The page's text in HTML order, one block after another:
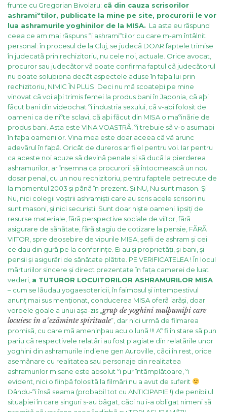
frunte cu Gregorian Bivolaru: cã din cauza scrisorilor
ashramiºtilor, publicate la mine pe site, procurorii le vor
lua ashramurile yoghinilor de la MISA. La asta eu rãspund
ceea ce am mai rãspuns ºi ashramiºtilor cu care m-am întâlnit
personal: în procesul de la Cluj, se judecã DOAR faptele trimise
în judecatã prin rechizitoriu, nu cele noi, actuale. Orice avocat,
procuror sau judecãtor vã poate confirma faptul cã judecãtorul
nu poate soluþiona decât aspectele aduse în faþa lui prin
rechizitoriu, NIMIC ÎN PLUS. Deci nu mã scoateþi pe mine
vinovat cã voi aþi trimis femei la produs bani în Japonia, cã aþi
fãcut bani din videochat ºi industria sexului, cã v-aþi folosit de
oameni ca de niºte sclavi, cã aþi fãcut din MISA o maºinãrie de
produs bani. Asta este VINA VOASTRÃ, ºi trebuie sã v-o asumaþi
în faþa oamenilor. Vina mea este doar aceea cã vã arunc
adevãrul în faþã. Oricât de dureros ar fi el pentru voi. Iar pentru
ca aceste noi acuze sã devinã penale și sã ducã la pierderea
ashramurilor, ar însemna ca procurorii sã întocmeascã un nou
dosar penal, cu un nou rechizitoriu, pentru faptele petrecute de
la momentul 2003 și pânã în prezent. Și NU, Nu sunt mason. Și
Nu, nici colegii voștrii ashramiști care au scris acele scrisori nu
sunt masoni, și nici securiști. Sunt doar niște oameni lipsiți de
resurse materiale, fãrã perspective sociale de viitor, fãrã
asigurare de sãnãtate, fãrã stagiu de cotizare la pensie, FÃRÃ
VIITOR, spre deosebire de vipurile MISA, șefii de ashram și cei
ce dau din gurã pe la conferințe. Ei au și proprietãți, și bani, și
pensii și asigurãri de sãnãtate plãtite. PE VERIFICATELEA ! În locul
mãrturiilor sincere și direct prezentate în fața camerei de luat
vederi, a TUTUROR LOCUITORILOR ASHRAMURILOR MISA
– cum se lãudau yogaesotericii, în faimosul și intempestivul
anunț mai sus menționat, conducerea MISA oferã iarãși, doar
vorbele goale a unui așa-zis „ grup de yoghini mulþumiþi care
locuiesc în aºezãminte spirituale”, dar nici urmã de filmarea
promisã, cu care mã ameninþau acu o lunã !!! Aº fi în stare sã pun
pariu cã respectivele relatãri au fost plagiate din relatãrile unor
yoghini din ashramurile indiene gen Auroville, cãci în rest, orice
asemãnare cu realitatea sau personaje din realitatea
ashramurilor misane este absolut ºi pur întâmplãtoare, ºi
evident, nici o fiinþã folositã la filmãri nu a avut de suferit
Dându-ºi însã seama (probabil tot cu ANTICIPAÞIE !) de penibilul
situaþiei în care singuri s-au bãgat, cãci nu i-a obligat nimeni sã